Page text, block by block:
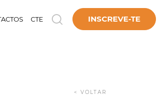
CTE INSCREVE-TE
< VOLTAR